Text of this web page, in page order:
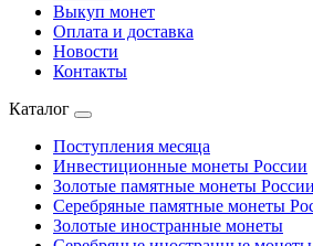
Выкуп монет
Оплата и доставка
Новости
Контакты
Каталог
Поступления месяца
Инвестиционные монеты России
Золотые памятные монеты
Серебряные памятные монеты
Золотые иностранные монеты